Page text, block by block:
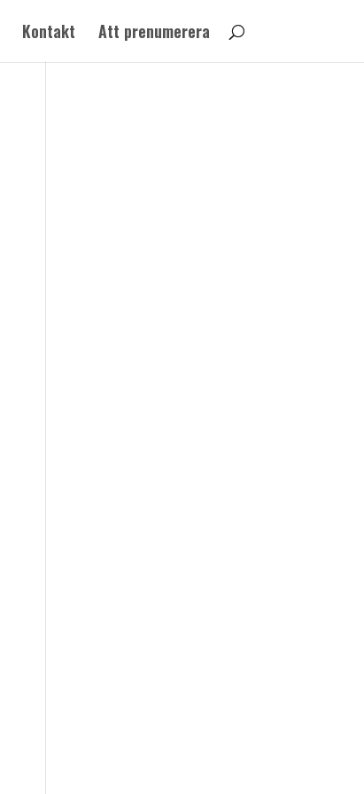
Kontakt Att prenumerera